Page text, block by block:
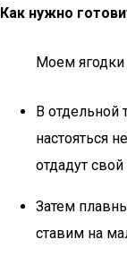
Как нужно
Моем ягодки
В отдельной
настояться
отдадут свой
Затем
ставим на